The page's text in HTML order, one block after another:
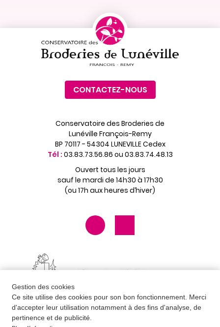
Gestion des cookies
Ce site utilise des cookies pour son bon fonctionnement. Merci
d'accepter leur utilisation notamment à des fins d'analyse, de
pertinence et de publicité.
CONTACTEZ-NOUS
Conservatoire des Broderies de
Lunéville François-Remy
BP 70117 - 54304 LUNEVILLE Cedex
Tél : 03.83.73.56.86 ou 03.83.74.48.13
Ouvert tous les jours
sauf le mardi de 14h30 à 17h30
(ou 17h aux heures d’hiver)